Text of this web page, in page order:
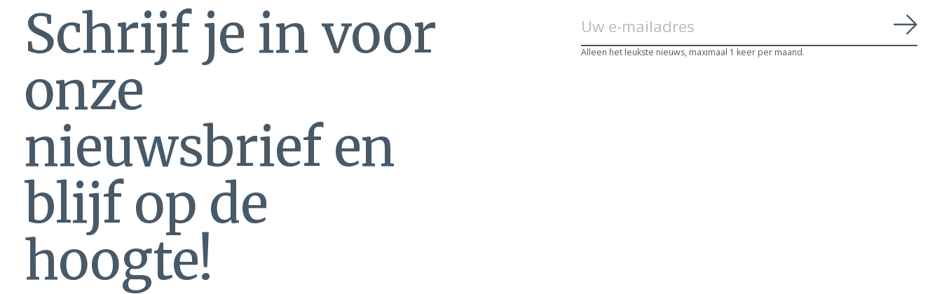
Schrijf je in voor
onze
nieuwsbrief en
blijf op de
hoogte!
Alleen het leukste nieuws, maximaal 1 keer per maand.